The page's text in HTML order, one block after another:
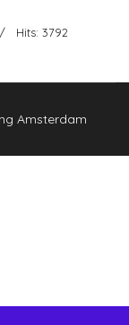
Hits: 3792
Amsterdam